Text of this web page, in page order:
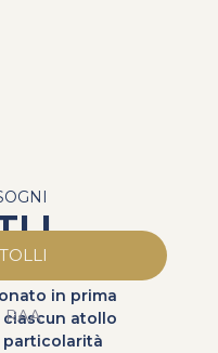
I
in prima
atollo
particolarità
RAA